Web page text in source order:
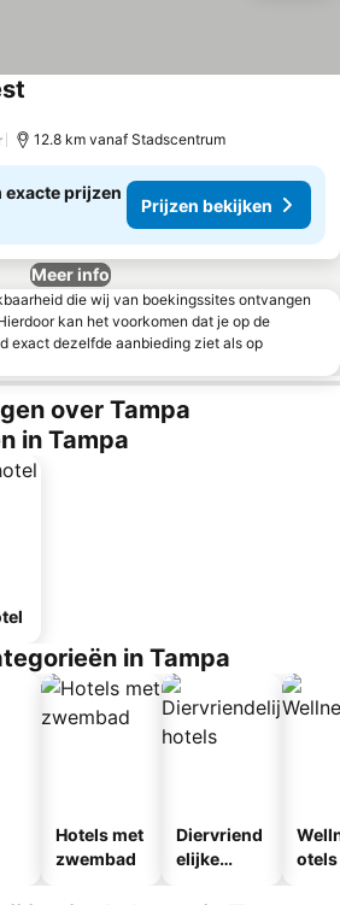
12.8 km vanaf Stadscentrum
exacte prijzen
Prijzen bekijken
Meer info
die wij van boekingssites ontvangen
kan het voorkomen dat je op de
exact dezelfde aanbieding ziet als op
over Tampa
in Tampa
in Tampa
Hotels met
zwembad
Diervriend
elijke
otels